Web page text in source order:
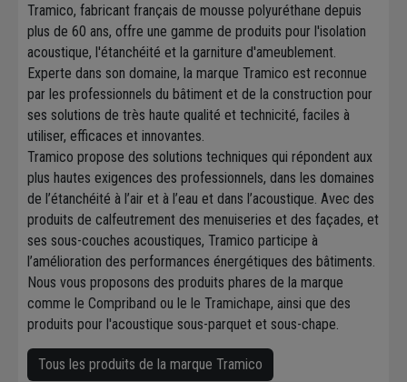
Tramico, fabricant français de mousse polyuréthane depuis
plus de 60 ans, offre une gamme de produits pour l'isolation
acoustique, l'étanchéité et la garniture d'ameublement.
Experte dans son domaine, la marque Tramico est reconnue
par les professionnels du bâtiment et de la construction pour
ses solutions de très haute qualité et technicité, faciles à
utiliser, efficaces et innovantes.
Tramico propose des solutions techniques qui répondent aux
plus hautes exigences des professionnels, dans les domaines
de l’étanchéité à l’air et à l’eau et dans l’acoustique. Avec des
produits de calfeutrement des menuiseries et des façades, et
ses sous-couches acoustiques, Tramico participe à
l’amélioration des performances énergétiques des bâtiments.
Nous vous proposons des produits phares de la marque
comme le Compriband ou le le Tramichape, ainsi que des
produits pour l'acoustique sous-parquet et sous-chape.
Tous les produits de la marque Tramico